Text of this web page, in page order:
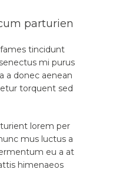
parturien
tincidunt
mi purus
a donec aenean
torquent sed
lorem per
mus luctus a
eu a at
himenaeos